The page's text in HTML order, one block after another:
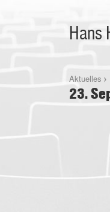
Hans
Aktuelles
23.